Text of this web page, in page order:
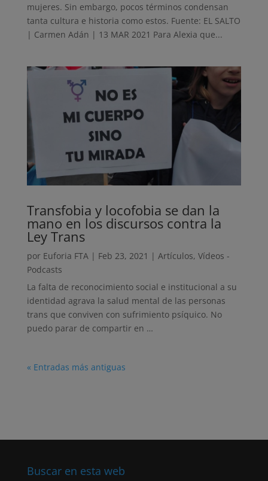
mujeres. Sin embargo, pocos términos condensan
tanta cultura e historia como estos. Fuente: EL SALTO
| Carmen Adán | 13 MAR 2021 Para Alexia que...
Transfobia y locofobia se dan la
mano en los discursos contra la
Ley Trans
por Euforia FTA| Feb 23, 2021 | Artículos, Vídeos -
Podcasts
La falta de reconocimiento social e institucional a su
identidad agrava la salud mental de las personas
trans que conviven con sufrimiento psíquico. No
puedo parar de compartir en …
« Entradas más antiguas
Buscar en esta web